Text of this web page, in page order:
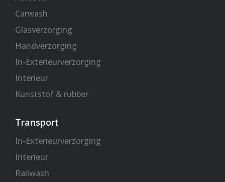
Carwash
Glasverzorging
Handverzorging
In-Exterieurverzorging
Interieur
Kunststof & rubber
Transport
In-Exterieurverzorging
Interieur
Railwash